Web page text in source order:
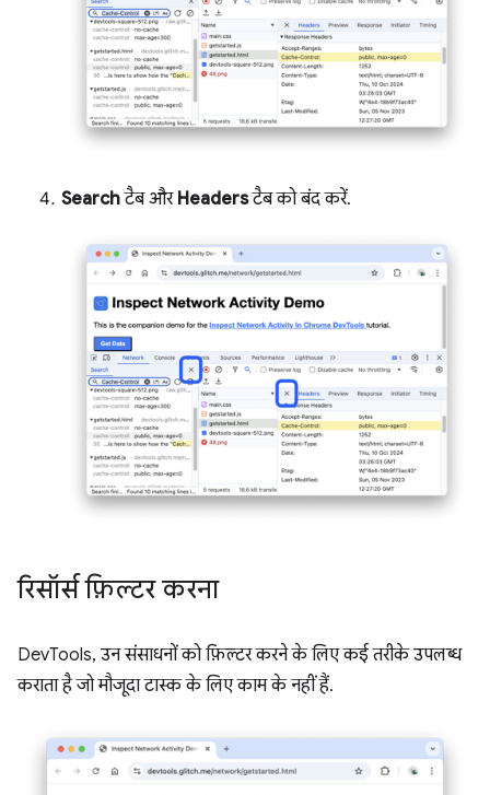
Searchटैब और Headersटैब को बंद करें.
रिसॉर्स फ़िल्टर करना
DevTools, उन संसाधनों को फ़िल्टर करने के लिए कई तरीके उपलब्ध
कराता है जो मौजूदा टास्क के लिए काम के नहीं हैं.